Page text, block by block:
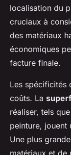
localisation du
cruciaux à
des matériaux
économiques
facture finale.
Les spécificités
coûts. La
réaliser, tels
peinture, jouent
Une plus